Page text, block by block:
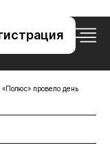
провело день